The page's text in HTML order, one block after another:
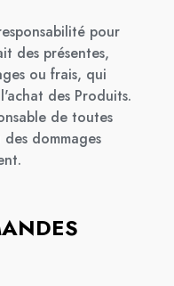
pour
des présentes,
ou frais, qui
des Produits.
de toutes
dommages